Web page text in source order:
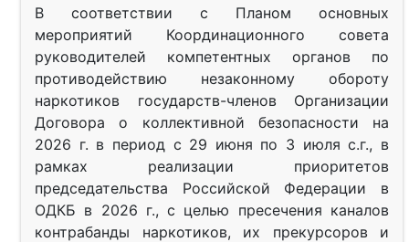
В соответствии с Планом основных
мероприятий Координационного совета
руководителей компетентных органов по
противодействию незаконному обороту
наркотиков государств-членов Организации
Договора о коллективной безопасности на
2026 г. в период с 29 июня по 3 июля с.г., в
рамках реализации приоритетов
председательства Российской Федерации в
ОДКБ в 2026 г., с целью пресечения каналов
контрабанды наркотиков, их прекурсоров и